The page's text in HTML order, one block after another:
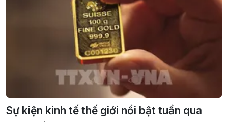
Sự kiện kinh tế thế giới nổi bật tuần qua